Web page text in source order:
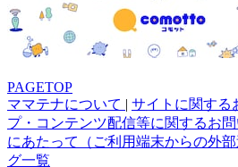
PAGETOP
ママテナについて | サイトに関する
プ・コンテンツ配信等に関するお
にあたって（ご利用端末からの外
グ一覧